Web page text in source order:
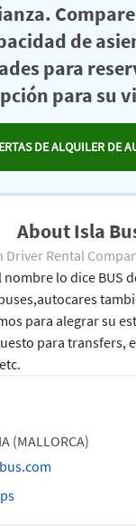
de
para
para su
DE ALQUILER DE
About Isla
Driver Rental
(MALLORCA)
nombre lo dice BUS
para alegrar su
para transfers,